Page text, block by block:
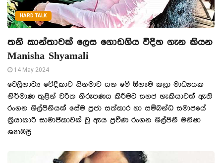
HARD TALK
තනි කාන්තාවක් ලෙස ගොඩගිය විදිහ ගැන කියන
Manisha Shyamali
14 May 2024
ටෙලිනාට්‍ය වේදිකාව සිනමාව යන මේ ඕනෑම කලා මාධ්‍යයක
නිර්මාණ තුළින් චරිත නිරූපණය කිරීමට සහජ හැකියාවක් ඇති
රංගන ශිල්පිනියක් සේම ප්‍රජා සත්කාර හා සම්බන්ධ සමාජයේ
ක්‍රියාකාරී සාමාජිකාවක් වූ ඇය ප්‍රවීණ රංගන ශිල්පිනී මනිෂා
ශ්‍යාමලී